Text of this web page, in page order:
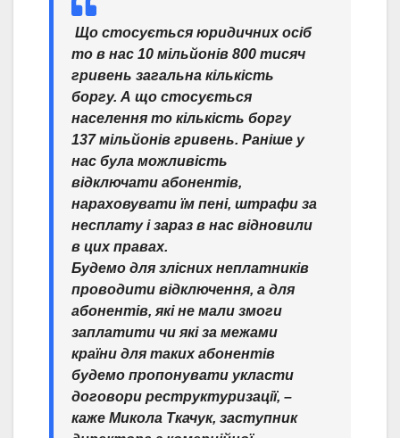
Що стосується юридичних осіб
то в нас 10 мільйонів 800 тисяч
гривень загальна кількість
боргу. А що стосується
населення то кількість боргу
137 мільйонів гривень. Раніше у
нас була можливість
відключати абонентів,
нараховувати їм пені, штрафи за
несплату і зараз в нас відновили
в цих правах.
Будемо для злісних неплатників
проводити відключення, а для
абонентів, які не мали змоги
заплатити чи які за межами
країни для таких абонентів
будемо пропонувати укласти
договори реструктуризації, –
каже Микола Ткачук, заступник